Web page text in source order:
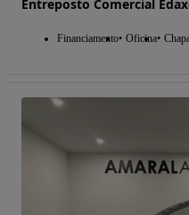
Entreposto Comercial
Financiamento Oficina